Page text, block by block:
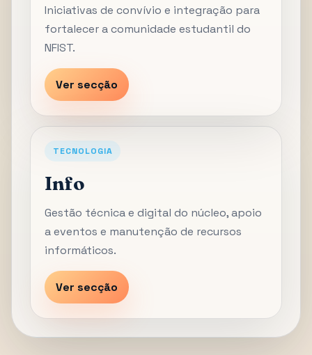
Iniciativas de convívio e integração para
fortalecer a comunidade estudantil do
NFIST.
Ver secção
TECNOLOGIA
Info
Gestão técnica e digital do núcleo, apoio
a eventos e manutenção de recursos
informáticos.
Ver secção